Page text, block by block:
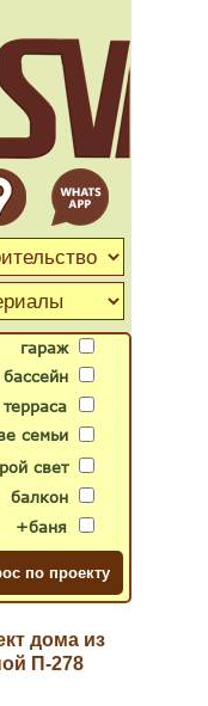
гараж
бассейн
свет
семьи
терраса
балкон
+баня
дома из
П-278